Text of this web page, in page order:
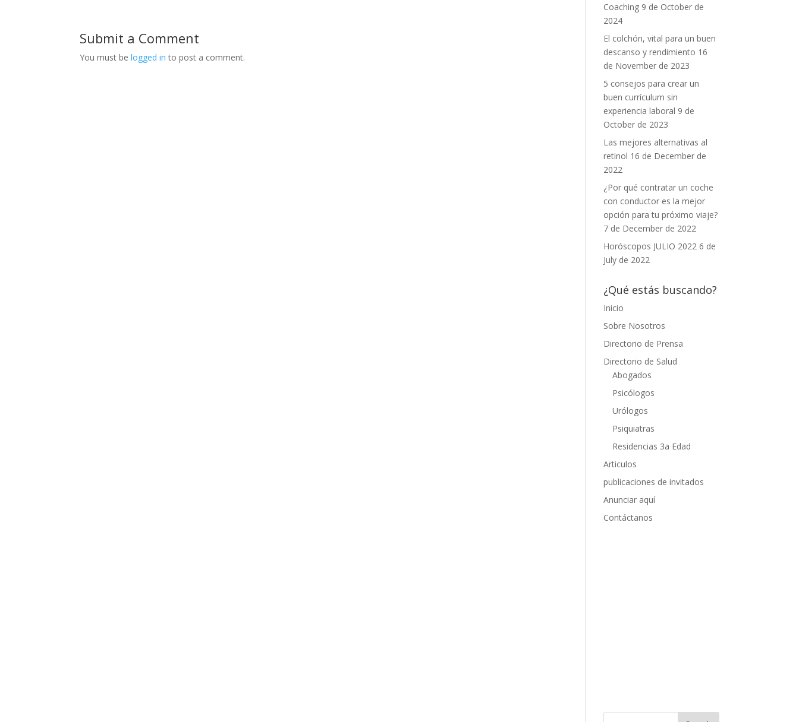
Submit a Comment
You must belogged in to post a comment.
Coaching 9 de October de
2024
El colchón, vital para un buen
descanso y rendimiento 16
de November de 2023
5 consejos para crear un
buen currículum sin
experiencia laboral 9 de
October de 2023
Las mejores alternativas al
retinol 16 de December de
2022
¿Por qué contratar un coche
con conductor es la mejor
opción para tu próximo viaje?
7 de December de 2022
Horóscopos JULIO 2022 6 de
July de 2022
¿Qué estás buscando?
Inicio
Sobre Nosotros
Directorio de Prensa
Directorio de Salud
Abogados
Psicólogos
Urólogos
Psiquiatras
Residencias 3a Edad
Articulos
publicaciones de invitados
Anunciar aquí
Contáctanos